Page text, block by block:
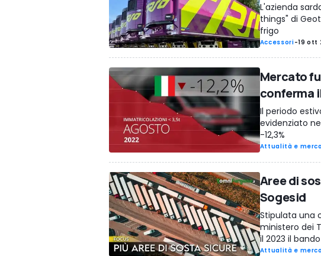
L'azienda
things" di
frigo
Accessori-19 ott
Mercato
conferma
Il periodo
evidenziato
-12,3%
Attualità e
Aree di
Sogesid
Stipulata una
ministero dei
il 2023 il bando
Attualità e